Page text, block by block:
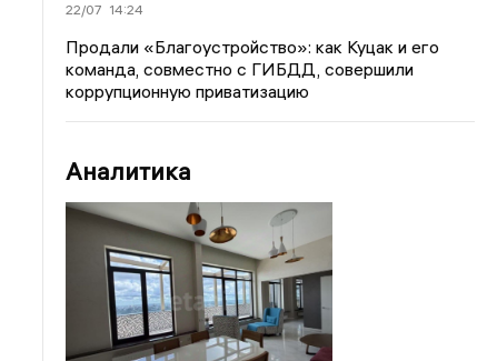
22/07 14:24
Продали «Благоустройство»: как Куцак и его
команда, совместно с ГИБДД, совершили
коррупционную приватизацию
Аналитика